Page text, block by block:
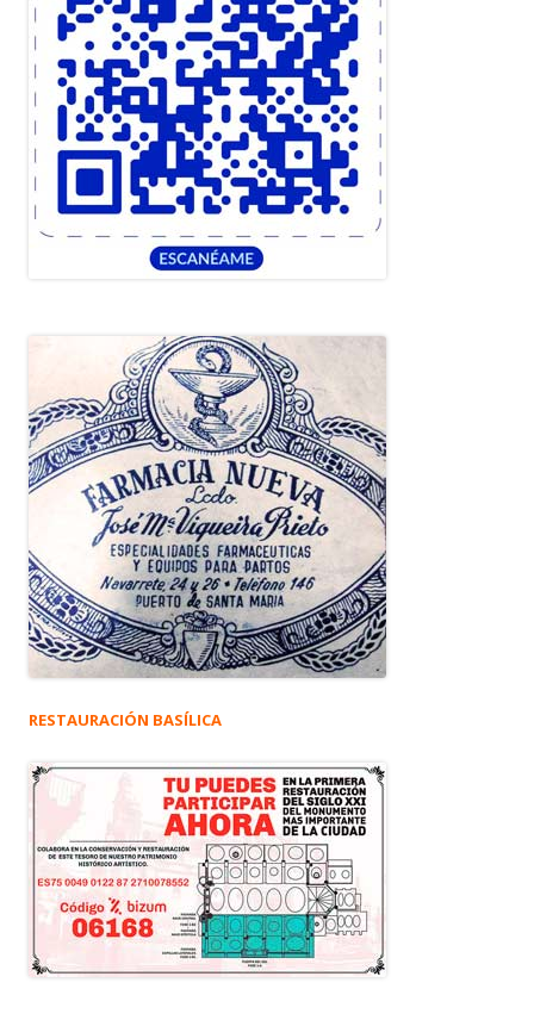
RESTAURACIÓN BASÍLICA